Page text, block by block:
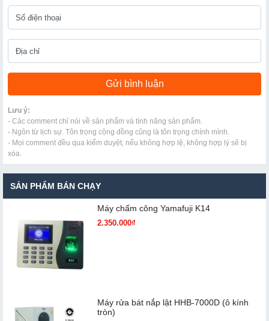
Lưu ý:
- Các comment chỉ nói về sản phẩm và tính năng sản phẩm.
- Ngôn từ lịch sự. Tôn trọng cộng đồng cũng là tôn trọng chính mình.
- Mọi comment đều qua kiểm duyệt, nếu không hợp lệ, không hợp lý sẽ bị
xóa.
SẢN PHẨM BÁN CHẠY
Máy chấm cô​ng Yamafuji K14
2.350.000₫
Máy rửa bát nắp lật HHB-7000D (ô kính
tròn)